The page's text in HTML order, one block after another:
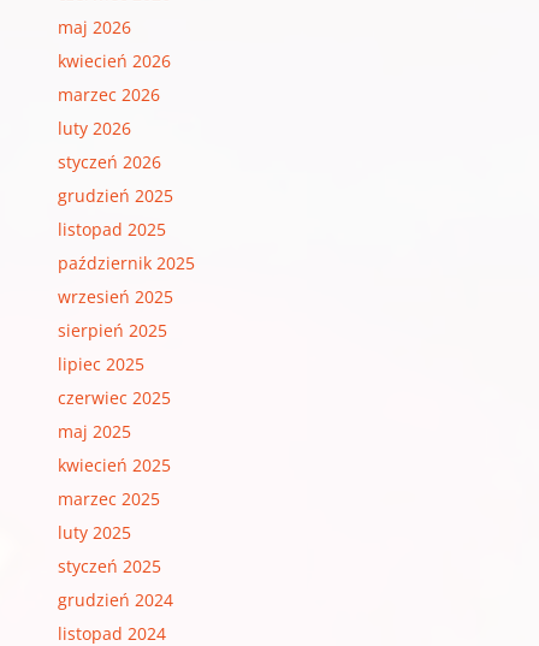
maj 2026
kwiecień 2026
marzec 2026
luty 2026
styczeń 2026
grudzień 2025
listopad 2025
październik 2025
wrzesień 2025
sierpień 2025
lipiec 2025
czerwiec 2025
maj 2025
kwiecień 2025
marzec 2025
luty 2025
styczeń 2025
grudzień 2024
listopad 2024